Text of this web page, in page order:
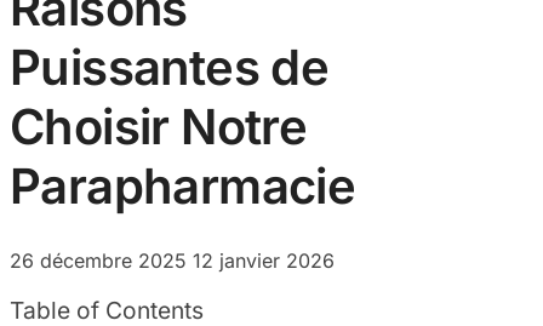
Puissantes de
Choisir Notre
Parapharmacie
26 décembre 2025 12 janvier 2026
Table of Contents